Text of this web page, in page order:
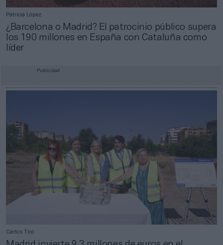
Patricia López
¿Barcelona o Madrid? El patrocinio público supera
los 190 millones en España con Cataluña como
líder
Publicidad
Carlos Ticó